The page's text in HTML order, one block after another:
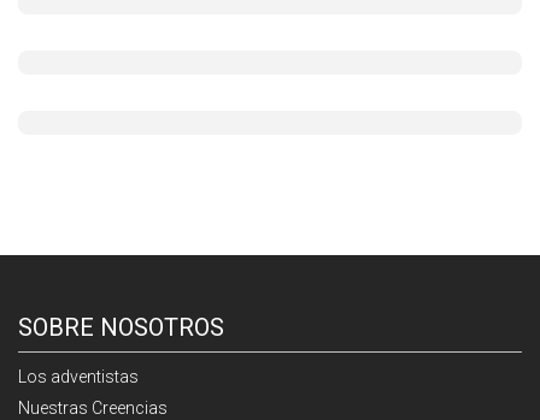
SOBRE NOSOTROS
Los adventistas
Nuestras Creencias